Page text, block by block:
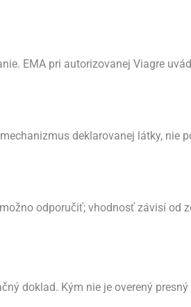
EMA pri autorizovanej Viagre
deklarovanej látky, nie
odporučiť; vhodnosť závisí od
doklad. Kým nie je overený presný